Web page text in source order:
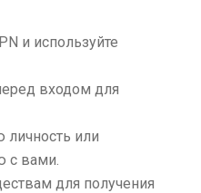
и используйте
входом для
или
с вами.
для получения